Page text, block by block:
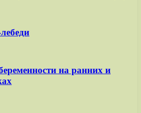
на ранних и